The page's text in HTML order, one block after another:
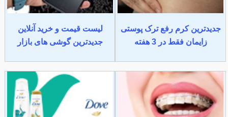
جدیدترین کرم رفع ترک پوستی
زایمان فقط در 3 هفته
لیست قیمت و خرید آنلاین
جدیدترین گوشی های بازار